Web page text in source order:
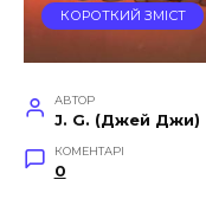
КОРОТКИЙ ЗМІСТ
АВТОР
J. G. (Джей Джи)
КОМЕНТАРІ
0